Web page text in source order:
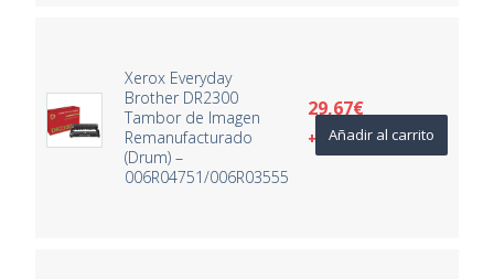
Xerox Everyday
Brother DR2300
Tambor de Imagen
Remanufacturado
(Drum) –
006R04751/006R03555
29,67€
+ IVAAñadir al carrito